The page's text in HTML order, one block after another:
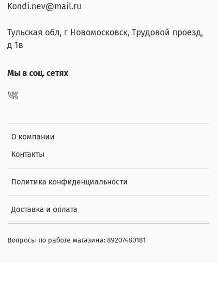
О компании
Контакты
Политика конфиденциальности
Доставка и оплата
Kondi.nev@mail.ru
Тульская обл, г Новомосковск, Трудовой проезд,
д 1в
Мы в соц. сетях
Вопросы по работе магазина: 89207480181